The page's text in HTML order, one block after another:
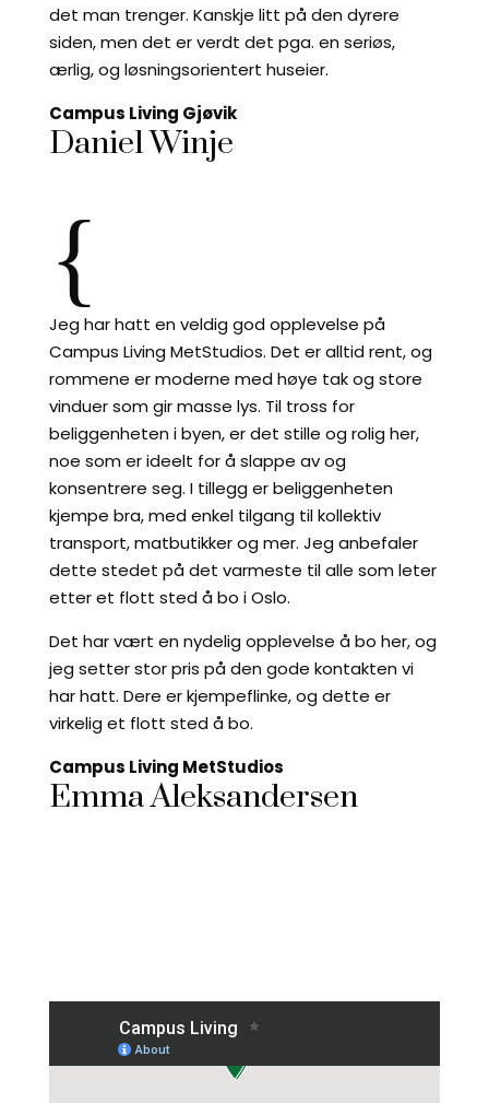
det man trenger. Kanskje litt på den dyrere
siden, men det er verdt det pga. en seriøs,
ærlig, og løsningsorientert huseier.
Campus Living Gjøvik
Daniel Winje
{
Jeg har hatt en veldig god opplevelse på
Campus Living MetStudios. Det er alltid rent, og
rommene er moderne med høye tak og store
vinduer som gir masse lys. Til tross for
beliggenheten i byen, er det stille og rolig her,
noe som er ideelt for å slappe av og
konsentrere seg. I tillegg er beliggenheten
kjempe bra, med enkel tilgang til kollektiv
transport, matbutikker og mer. Jeg anbefaler
dette stedet på det varmeste til alle som leter
etter et flott sted å bo i Oslo.
Det har vært en nydelig opplevelse å bo her, og
jeg setter stor pris på den gode kontakten vi
har hatt. Dere er kjempeflinke, og dette er
virkelig et flott sted å bo.
Campus Living MetStudios
Emma Aleksandersen